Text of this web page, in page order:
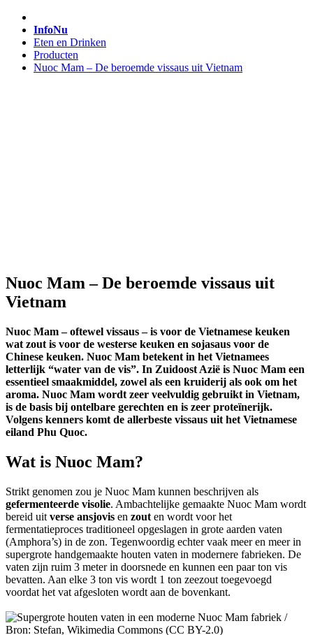
InfoNu
Eten en Drinken
Producten
Nuoc Mam – De beroemde vissaus uit Vietnam
Nuoc Mam – De beroemde vissaus uit
Vietnam
Nuoc Mam – oftewel vissaus – is voor de Vietnamese keuken
wat zout is voor de westerse keuken en sojasaus voor de
Chinese keuken. Nuoc Mam betekent in het Vietnamees
letterlijk “water van de vis”. In Zuidoost Azië is Nuoc Mam een
essentieel smaakmiddel, zowel als een kruiderij als ook om het
aroma. Nuoc Mam wordt zeer veelvuldig gebruikt in Vietnam,
is de basis bij ontelbare gerechten en is zeer proteïnerijk.
Volgens kenners komt de allerbeste vissaus uit het Vietnamese
eiland Phu Quoc.
Wat is Nuoc Mam?
Strikt genomen zou je Nuoc Mam kunnen beschrijven als
gefermenteerde visolie. Ambachtelijke gemaakte Nuoc Mam wordt
bereid uit verse ansjovis en zout en wordt voor het
fermentatieproces traditioneel opgeslagen in grote aarden vaten
(Amphora’s) in de zon. Tegenwoordig echter vaak meer en meer in
supergrote handgemaakte houten vaten in modernere fabrieken. De
vaten zijn ruim 3 meter in doorsnede en kunnen een paar ton vis
bevatten. Aan elke 3 ton vis wordt 1 ton zeezout toegevoegd
voordat het vat afgesloten wordt aan de bovenkant.